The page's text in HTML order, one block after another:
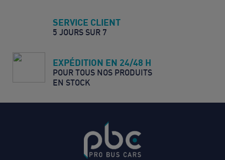
SERVICE CLIENT
5 JOURS SUR 7
EXPÉDITION EN 24/48 H
POUR TOUS NOS PRODUITS
EN STOCK